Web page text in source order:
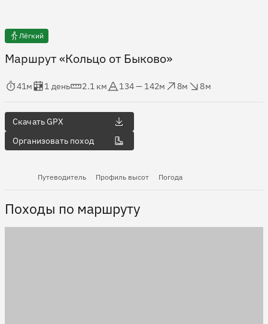
Лёгкий
Маршрут «Кольцо от Быково»
в пути
41м
Оценка в днях
1 день
Дистанция
2.1 км
Абсолютная высота
134 — 142м
Набор высоты
8м
Сброс высоты
8м
Скачать GPX
Организовать поход
Путеводитель Профиль высот Погода
Походы по маршруту